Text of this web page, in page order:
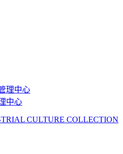
中心
CULTURE COLLECTION